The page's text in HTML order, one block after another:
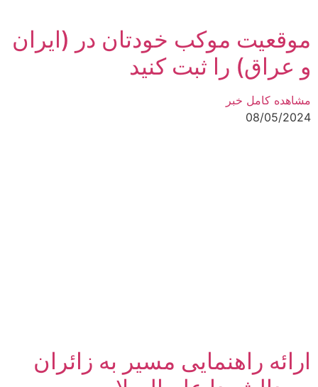
موقعیت موکب خودتان در (ایران
و عراق) را ثبت کنید
مشاهده کامل خبر
08/05/2024
ارائه راهنمایی مسیر به زائران